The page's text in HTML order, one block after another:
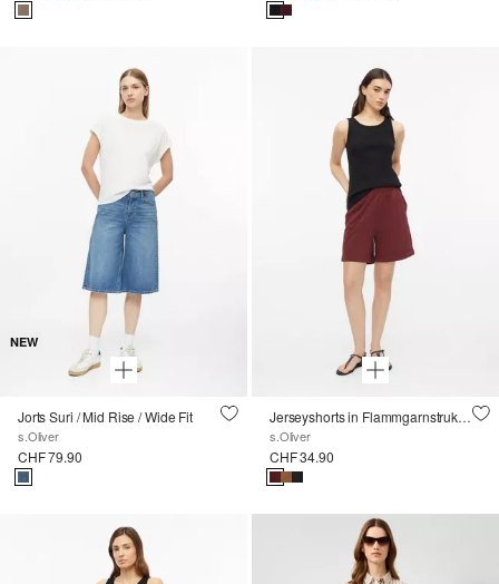
NEW
Jorts Suri / Mid Rise / Wide Fit
s.Oliver
CHF 79.90
Jerseyshorts in Flammgarnstruktur
s.Oliver
CHF 34.90